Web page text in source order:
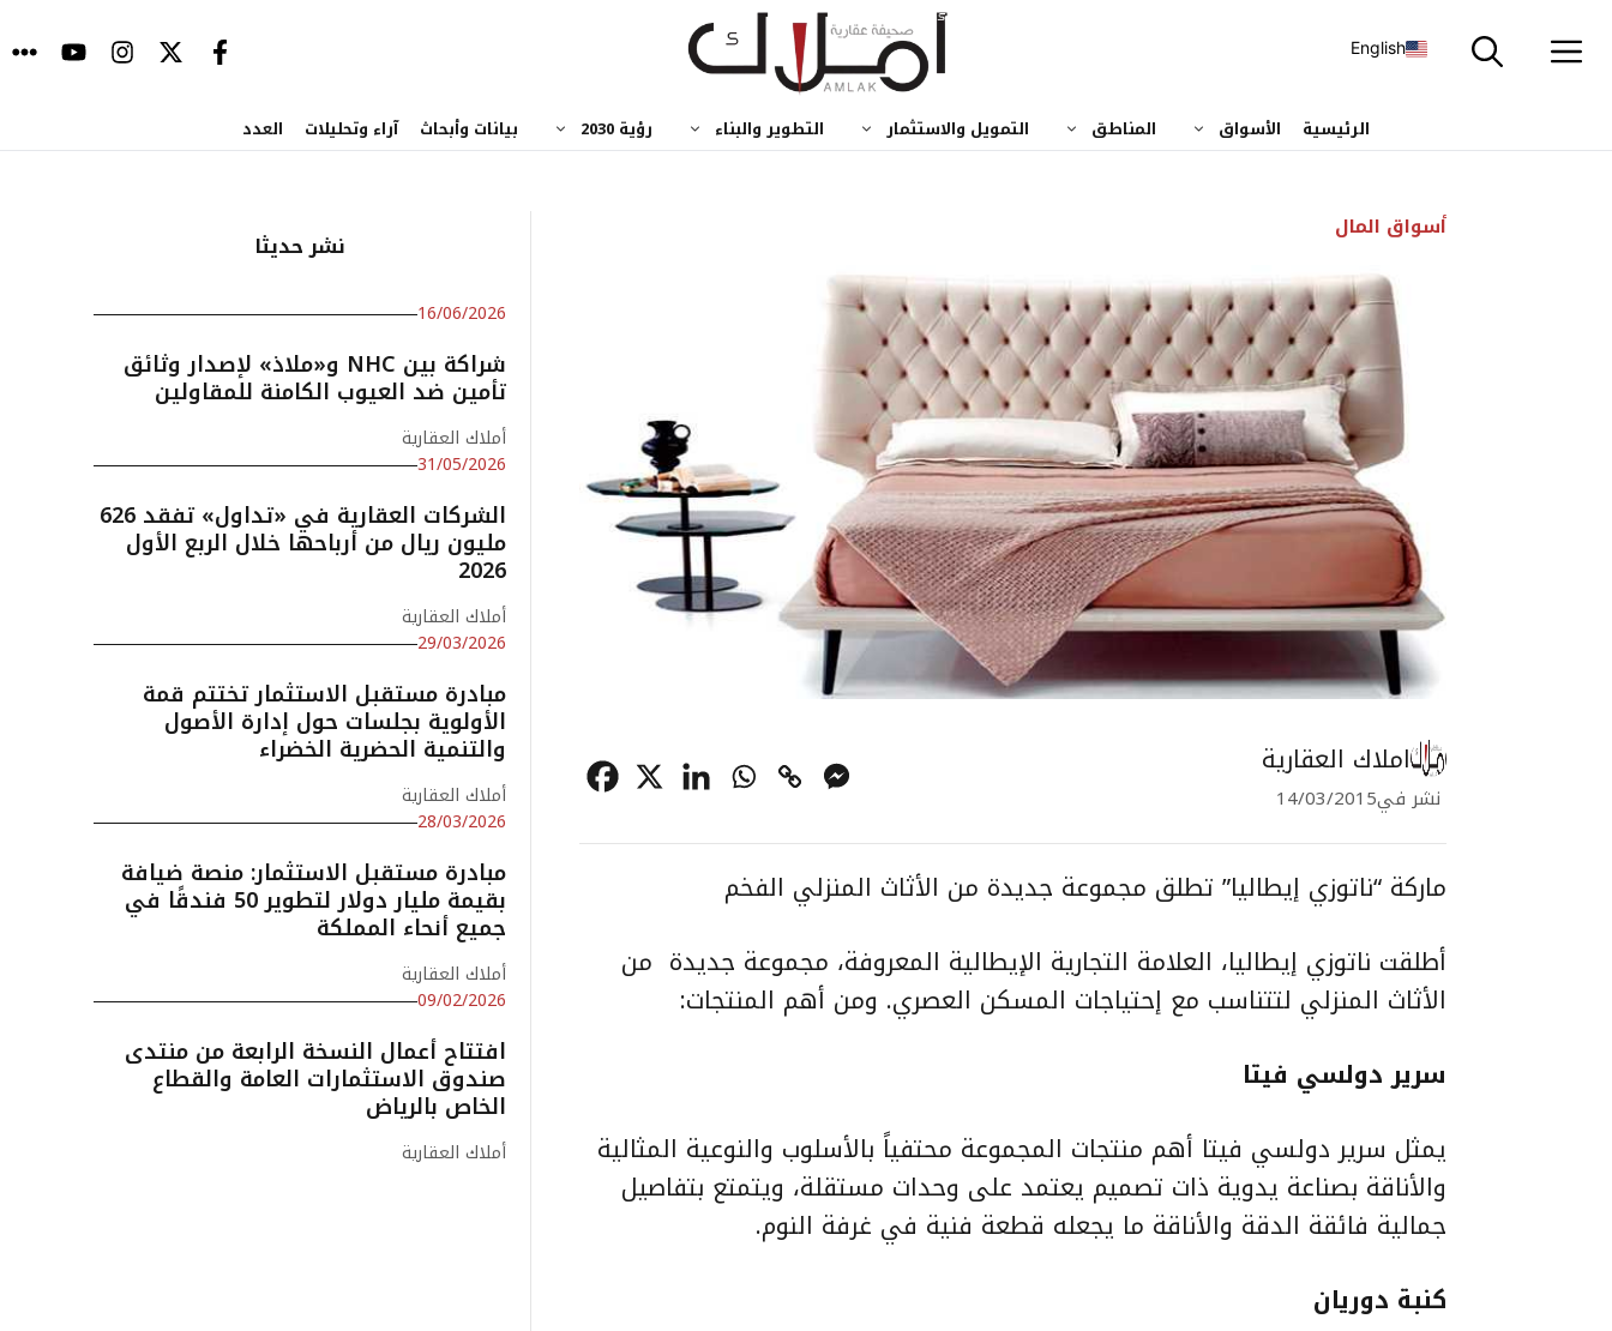
إلى
English
الرئيسية الأسواق المناطق التمويل والاستثمار التطوير والبناء رؤية 2030 بيانات وأبحاث آراء وتحليلات العدد
أسواق المال
املاك العقارية
نشر في14/03/2015
ماركة “ناتوزي إيطاليا” تطلق مجموعة جديدة من الأثاث المنزلي الفخم
أطلقت ناتوزي إيطاليا، العلامة التجارية الإيطالية المعروفة، مجموعة جديدة من
الأثاث المنزلي لتتناسب مع إحتياجات المسكن العصري. ومن أهم المنتجات:
سرير دولسي فيتا
يمثل سرير دولسي فيتا أهم منتجات المجموعة محتفياً بالأسلوب والنوعية المثالية
والأناقة بصناعة يدوية ذات تصميم يعتمد على وحدات مستقلة، ويتمتع بتفاصيل
جمالية فائقة الدقة والأناقة ما يجعله قطعة فنية في غرفة النوم.
كنبة دوريان
نشر حديثا
16/06/2026
شراكة بين NHC و«ملاذ» لإصدار وثائق
تأمين ضد العيوب الكامنة للمقاولين
أملاك العقارية
31/05/2026
الشركات العقارية في «تداول» تفقد 626
مليون ريال من أرباحها خلال الربع الأول
2026
أملاك العقارية
29/03/2026
مبادرة مستقبل الاستثمار تختتم قمة
الأولوية بجلسات حول إدارة الأصول
والتنمية الحضرية الخضراء
أملاك العقارية
28/03/2026
مبادرة مستقبل الاستثمار: منصة ضيافة
بقيمة مليار دولار لتطوير 50 فندقًا في
جميع أنحاء المملكة
أملاك العقارية
09/02/2026
افتتاح أعمال النسخة الرابعة من منتدى
صندوق الاستثمارات العامة والقطاع
الخاص بالرياض
أملاك العقارية